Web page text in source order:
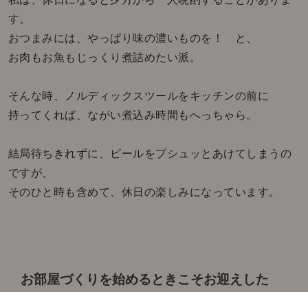
す。
おつまみには、やっぱり味の濃いものを！ と、
お肉もお魚もじっくり煮詰めたい派。
そんな時、ノルディックスツールをキッチンの前に
持ってくれば、ながい煮込み時間もへっちゃら。
結局待ちきれずに、ビールをプシュッとあけてしまうの
ですが、
そのひと時も含めて、休日の楽しみになっています。
お部屋づくりを始めるときこそお迎えした